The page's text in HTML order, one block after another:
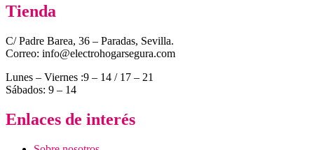
Tienda
C/ Padre Barea, 36 – Paradas, Sevilla.
Correo: info@electrohogarsegura.com
Lunes – Viernes :9 – 14 / 17 – 21
Sábados: 9 – 14
Enlaces de interés